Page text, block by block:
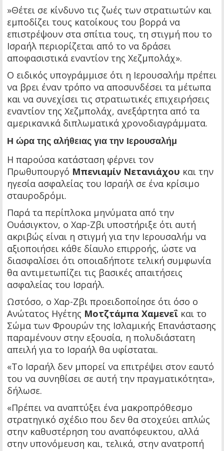
»Θέτει σε κίνδυνο τις ζωές των στρατιωτών και
εμποδίζει τους κατοίκους του βορρά να
επιστρέψουν στα σπίτια τους, τη στιγμή που το
Ισραήλ περιορίζεται από το να δράσει
αποφασιστικά εναντίον της Χεζμπολάχ».
Ο ειδικός υπογράμμισε ότι η Ιερουσαλήμ πρέπει
να βρει έναν τρόπο να αποσυνδέσει τα μέτωπα
και να συνεχίσει τις στρατιωτικές επιχειρήσεις
εναντίον της Χεζμπολάχ, ανεξάρτητα από τα
αμερικανικά διπλωματικά χρονοδιαγράμματα.
Η ώρα της αλήθειας για την Ιερουσαλήμ
Η παρούσα κατάσταση φέρνει τον
Πρωθυπουργό Μπενιαμίν Νετανιάχου και την
ηγεσία ασφαλείας του Ισραήλ σε ένα κρίσιμο
σταυροδρόμι.
Παρά τα περίπλοκα μηνύματα από την
Ουάσιγκτον, ο Χαρ-Ζβι υποστήριξε ότι αυτή
ακριβώς είναι η στιγμή για την Ιερουσαλήμ να
αξιοποιήσει κάθε δίαυλο επιρροής, ώστε να
διασφαλίσει ότι οποιαδήποτε τελική συμφωνία
θα αντιμετωπίζει τις βασικές απαιτήσεις
ασφαλείας του Ισραήλ.
Ωστόσο, ο Χαρ-Ζβι προειδοποίησε ότι όσο ο
Ανώτατος Ηγέτης Μοτζτάμπα Χαμενεΐ και το
Σώμα των Φρουρών της Ισλαμικής Επανάστασης
παραμένουν στην εξουσία, η πολυδιάστατη
απειλή για το Ισραήλ θα υφίσταται.
«Το Ισραήλ δεν μπορεί να επιτρέψει στον εαυτό
του να συνηθίσει σε αυτή την πραγματικότητα»,
δήλωσε.
«Πρέπει να αναπτύξει ένα μακροπρόθεσμο
στρατηγικό σχέδιο που δεν θα στοχεύει απλώς
στην καθυστέρηση του αναπόφευκτου, αλλά
στην υπονόμευση και, τελικά, στην ανατροπή